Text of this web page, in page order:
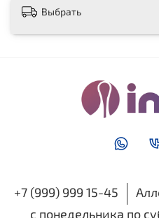
Выбрать
+7 (999) 999 15-45
с понедельника по